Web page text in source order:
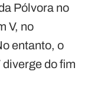
Pólvora no
V, no
entanto, o
do fim